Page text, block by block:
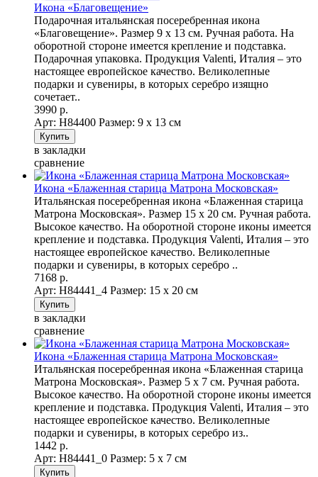
Икона «Благовещение»
Подарочная итальянская посеребренная икона
«Благовещение». Размер 9 х 13 см. Ручная работа. На
оборотной стороне имеется крепление и подставка.
Подарочная упаковка. Продукция Valenti, Италия – это
настоящее европейское качество. Великолепные
подарки и сувениры, в которых серебро изящно
сочетает..
3990 р.
Арт: Н84400 Размер: 9 х 13 см
в закладки
сравнение
Икона «Блаженная старица Матрона Московская»
Итальянская посеребренная икона «Блаженная старица
Матрона Московская». Размер 15 х 20 см. Ручная работа.
Высокое качество. На оборотной стороне иконы имеется
крепление и подставка. Продукция Valenti, Италия – это
настоящее европейское качество. Великолепные
подарки и сувениры, в которых серебро ..
7168 р.
Арт: Н84441_4 Размер: 15 х 20 см
в закладки
сравнение
Икона «Блаженная старица Матрона Московская»
Итальянская посеребренная икона «Блаженная старица
Матрона Московская». Размер 5 х 7 см. Ручная работа.
Высокое качество. На оборотной стороне иконы имеется
крепление и подставка. Продукция Valenti, Италия – это
настоящее европейское качество. Великолепные
подарки и сувениры, в которых серебро из..
1442 р.
Арт: Н84441_0 Размер: 5 х 7 см